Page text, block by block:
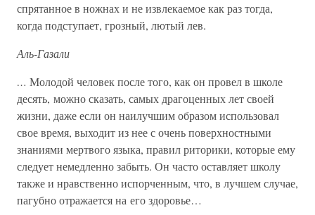
спрятанное в ножнах и не извлекаемое как раз тогда,
когда подступает, грозный, лютый лев.
Аль-Газали
… Молодой человек после того, как он провел в школе
десять, можно сказать, самых драгоценных лет своей
жизни, даже если он наилучшим образом использовал
свое время, выходит из нее с очень поверхностными
знаниями мертвого языка, правил риторики, которые ему
следует немедленно забыть. Он часто оставляет школу
также и нравственно испорченным, что, в лучшем случае,
пагубно отражается на его здоровье…